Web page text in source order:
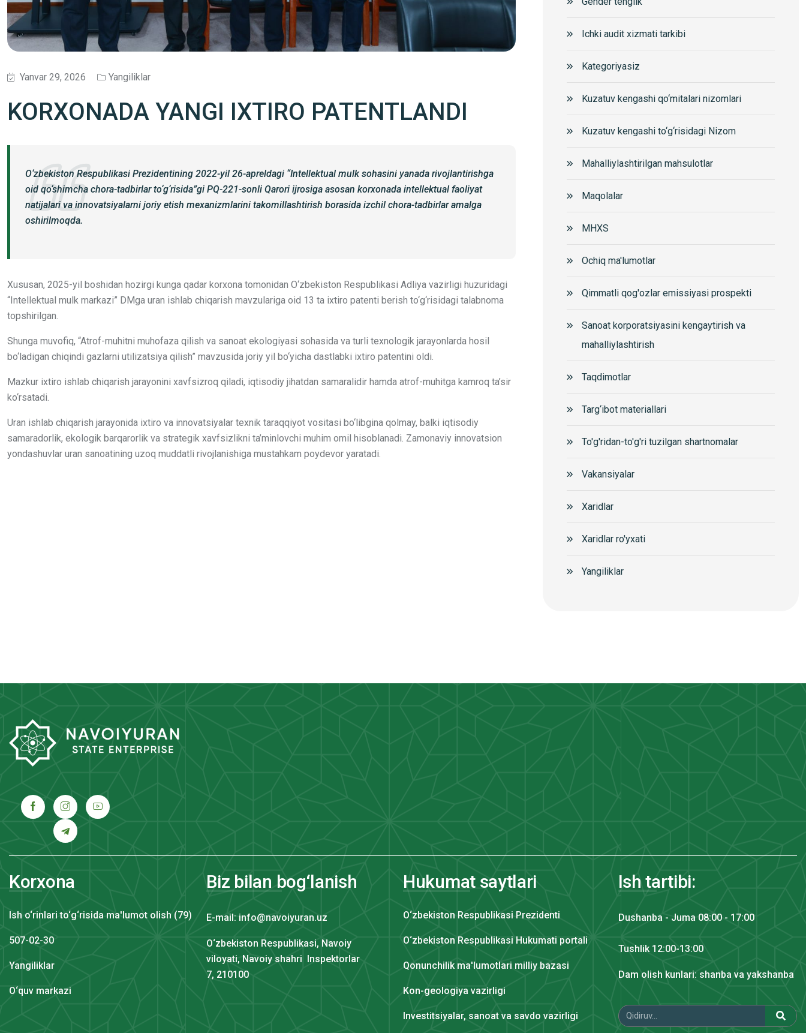
Yanvar 29, 2026 Yangiliklar
KORXONADA YANGI IXTIRO PATENTLANDI
O‘zbekiston Respublikasi Prezidentining 2022-yil 26-apreldagi “Intellektual mulk sohasini yanada rivojlantirishga
oid qo‘shimcha chora-tadbirlar to‘g‘risida”gi PQ-221-sonli Qarori ijrosiga asosan korxonada intellektual faoliyat
natijalari va innovatsiyalarni joriy etish mexanizmlarini takomillashtirish borasida izchil chora-tadbirlar amalga
oshirilmoqda.
Xususan, 2025-yil boshidan hozirgi kunga qadar korxona tomonidan O‘zbekiston Respublikasi Adliya vazirligi huzuridagi
“Intellektual mulk markazi” DMga uran ishlab chiqarish mavzulariga oid 13 ta ixtiro patenti berish to‘g‘risidagi talabnoma
topshirilgan.
Shunga muvofiq, “Atrof-muhitni muhofaza qilish va sanoat ekologiyasi sohasida va turli texnologik jarayonlarda hosil
bo‘ladigan chiqindi gazlarni utilizatsiya qilish” mavzusida joriy yil bo‘yicha dastlabki ixtiro patentini oldi.
Mazkur ixtiro ishlab chiqarish jarayonini xavfsizroq qiladi, iqtisodiy jihatdan samaralidir hamda atrof-muhitga kamroq ta’sir
ko‘rsatadi.
Uran ishlab chiqarish jarayonida ixtiro va innovatsiyalar texnik taraqqiyot vositasi bo‘libgina qolmay, balki iqtisodiy
samaradorlik, ekologik barqarorlik va strategik xavfsizlikni ta’minlovchi muhim omil hisoblanadi. Zamonaviy innovatsion
yondashuvlar uran sanoatining uzoq muddatli rivojlanishiga mustahkam poydevor yaratadi.
Ichki audit xizmati tarkibi
Kategoriyasiz
Kuzatuv kengashi qo‘mitalari nizomlari
Kuzatuv kengashi to‘g‘risidagi Nizom
Mahalliylashtirilgan mahsulotlar
Maqolalar
MHXS
Ochiq ma'lumotlar
Qimmatli qog'ozlar emissiyasi prospekti
Sanoat korporatsiyasini kengaytirish va
mahalliylashtirish
Taqdimotlar
Targ‘ibot materiallari
To'g'ridan-to'g'ri tuzilgan shartnomalar
Vakansiyalar
Xaridlar
Xaridlar ro'yxati
Yangiliklar
Korxona
Ish o‘rinlari to‘g‘risida ma'lumot olish (79)
507-02-30
Yangiliklar
O‘quv markazi
Biz bilan bog‘lanish
E-mail: info@navoiyuran.uz
O‘zbekiston Respublikasi, Navoiy
viloyati, Navoiy shahri Inspektorlar
7, 210100
Hukumat saytlari
O‘zbekiston Respublikasi Prezidenti
O‘zbekiston Respublikasi Hukumati portali
Qonunchilik ma'lumotlari milliy bazasi
Kon-geologiya vazirligi
Investitsiyalar, sanoat va savdo vazirligi
Ish tartibi:
Dushanba - Juma 08:00 - 17:00
Tushlik 12:00-13:00
Dam olish kunlari: shanba va yakshanba